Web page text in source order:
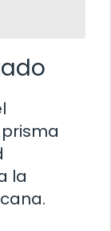
la